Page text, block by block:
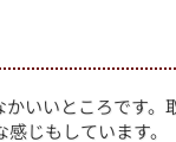
いいところです
じもしています。